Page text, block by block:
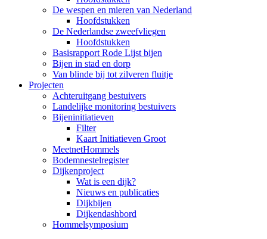
De wespen en mieren van Nederland
Hoofdstukken
De Nederlandse zweefvliegen
Hoofdstukken
Basisrapport Rode Lijst bijen
Bijen in stad en dorp
Van blinde bij tot zilveren fluitje
Projecten
Achteruitgang bestuivers
Landelijke monitoring bestuivers
Bijeninitiatieven
Filter
Kaart Initiatieven Groot
MeetnetHommels
Bodemnestelregister
Dijkenproject
Wat is een dijk?
Nieuws en publicaties
Dijkbijen
Dijkendashbord
Hommelsymposium